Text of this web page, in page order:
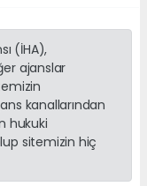
(İHA),
ajanslar
kanallarından
hukuki
sitemizin hiç